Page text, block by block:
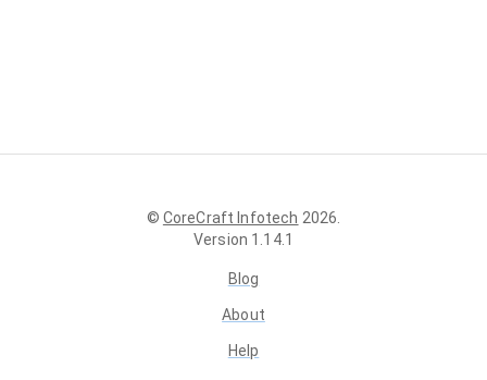
© CoreCraft Infotech 2026
Version 1.14.1
Blog
About
Help